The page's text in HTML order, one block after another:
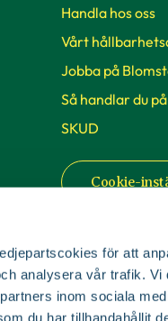
för att
analysera vår trafik. Vi
inom sociala
du har tillhandahållit
Handla hos oss
Vårt
Jobba på
Så handlar du
SKUD
Cookie-